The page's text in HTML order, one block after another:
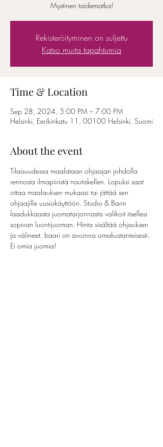
Mystinen taidematka!
Rekisteröityminen on suljettu
Katso muita tapahtumia
Time & Location
Sep 28, 2024, 5:00 PM – 7:00 PM
Helsinki, Eerikinkatu 11, 00100 Helsinki, Suomi
About the event
Tilaisuudessa maalataan ohjaajan johdolla
rennosta ilmapiiristä nautiskellen. Lopuksi saat
ottaa maalauksen mukaasi tai jättää sen
ohjaajille uusiokäyttöön. Studio & Barin
laadukkaasta juomatarjonnasta valikoit itsellesi
sopivan luontijuoman. Hinta sisältää ohjauksen
ja välineet, baari on avoinna omakustanteisesti.
Ei omia juomia!